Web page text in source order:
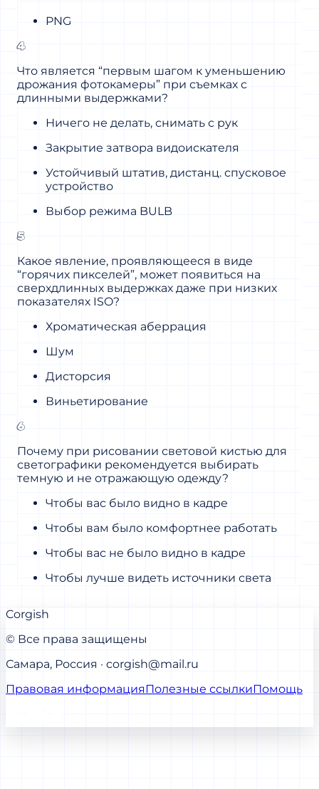
PNG
4
Что является “первым шагом к уменьшению
дрожания фотокамеры” при съемках с
длинными выдержками?
Ничего не делать, снимать с рук
Закрытие затвора видоискателя
Устойчивый штатив, дистанц. спусковое
устройство
Выбор режима BULB
5
Какое явление, проявляющееся в виде
“горячих пикселей”, может появиться на
сверхдлинных выдержках даже при низких
показателях ISO?
Хроматическая аберрация
Шум
Дисторсия
Виньетирование
6
Почему при рисовании световой кистью для
светографики рекомендуется выбирать
темную и не отражающую одежду?
Чтобы вас было видно в кадре
Чтобы вам было комфортнее работать
Чтобы вас не было видно в кадре
Чтобы лучше видеть источники света
Corgish
© Все права защищены
Самара, Россия · corgish@mail.ru
Правовая информацияПолезные ссылкиПомощь